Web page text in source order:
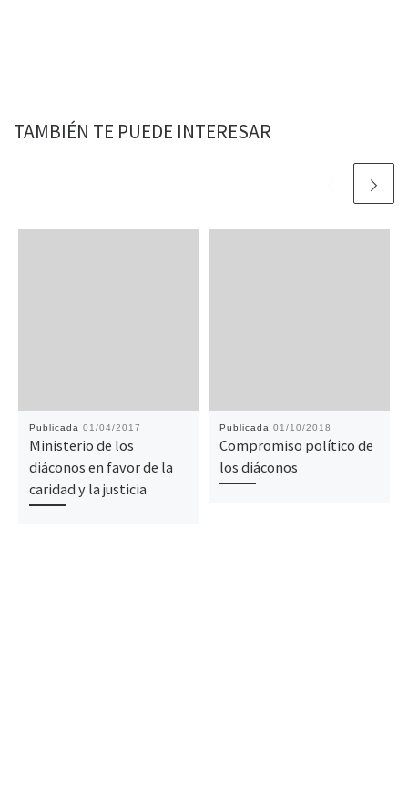
TAMBIÉN TE PUEDE INTERESAR
Publicada 01/04/2017
Ministerio de los
diáconos en favor de la
caridad y la justicia
Publicada 01/10/2018
Compromiso político de
los diáconos